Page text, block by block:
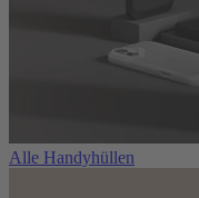
Alle Handyhüllen